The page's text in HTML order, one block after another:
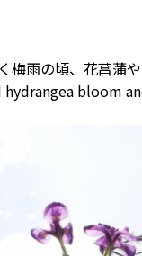
雨の頃、花菖蒲や
hydrangea bloom